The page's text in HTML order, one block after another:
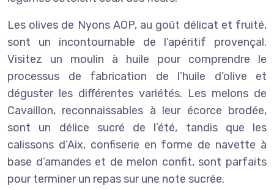
Les olives de Nyons AOP, au goût délicat et fruité,
sont un incontournable de l’apéritif provençal.
Visitez un moulin à huile pour comprendre le
processus de fabrication de l’huile d’olive et
déguster les différentes variétés. Les melons de
Cavaillon, reconnaissables à leur écorce brodée,
sont un délice sucré de l’été, tandis que les
calissons d’Aix, confiserie en forme de navette à
base d’amandes et de melon confit, sont parfaits
pour terminer un repas sur une note sucrée.